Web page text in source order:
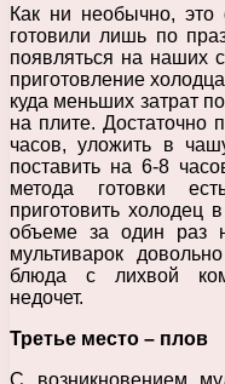
Как ни необычно,
готовили лишь по
появляться на наших
приготовление
куда меньших затрат
на плите. Достаточно
часов, уложить в
поставить на 6-8
метода готовки
приготовить холодец
объеме за один раз
мультиварок
блюда с лихвой
недочет.
Третье место – плов
С возникновением